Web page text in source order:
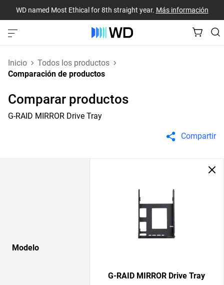
WD named Most Ethical for 8th straight year. Más información
Inicio
Todos los productos
Comparación de productos
Comparar productos
G-RAID MIRROR Drive Tray
Compartir
Modelo
G-RAID MIRROR Drive Tray